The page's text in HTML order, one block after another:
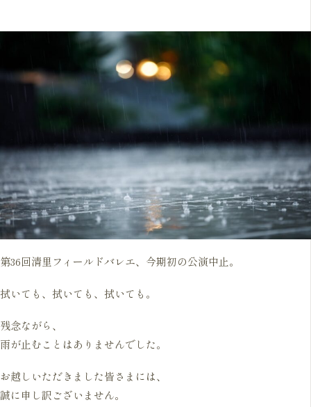
第36回清里フィールドバレエ、今期初の公演中止。
拭いても、拭いても、拭いても。
残念ながら、
雨が止むことはありませんでした。
お越しいただきました皆さまには、
誠に申し訳ございません。